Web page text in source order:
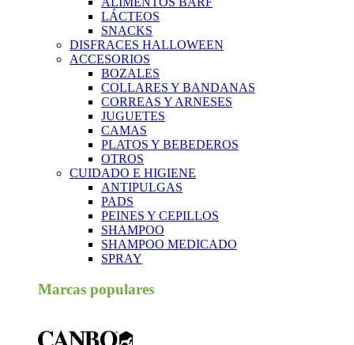
LÁCTEOS
SNACKS
DISFRACES HALLOWEEN
ACCESORIOS
BOZALES
COLLARES Y BANDANAS
CORREAS Y ARNESES
JUGUETES
CAMAS
PLATOS Y BEBEDEROS
OTROS
CUIDADO E HIGIENE
ANTIPULGAS
PADS
PEINES Y CEPILLOS
SHAMPOO
SHAMPOO MEDICADO
SPRAY
Marcas populares